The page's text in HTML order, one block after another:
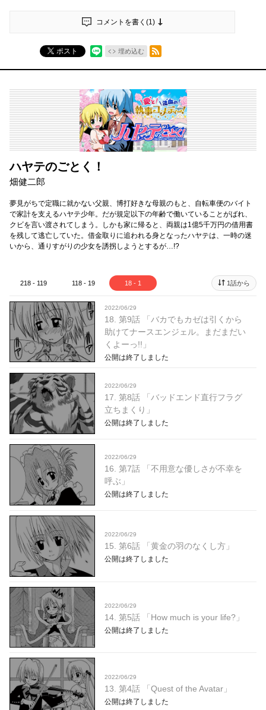
コメントを書く(1)
ポスト 埋め込む
RSSフィード
ハヤテのごとく！
畑健二郎
夢見がちで定職に就かない父親、博打好きな母親のもと、自転車便のバイト
で家計を支えるハヤテ少年。だが規定以下の年齢で働いていることがばれ、
クビを言い渡されてしまう。しかも家に帰ると、両親は1億5千万円の借用書
を残して逃亡していた。借金取りに追われる身となったハヤテは、一時の迷
いから、通りすがりの少女を誘拐しようとするが…!?
218 - 119 118 - 19 18 - 1 1話から
2022/06/29
18. 第9話 「バカでもカゼは引くから
助けてナースエンジェル。まだまだい
くよーっ!!」
公開は終了しました
2022/06/29
17. 第8話 「バッドエンド直行フラグ
立ちまくり」
公開は終了しました
2022/06/29
16. 第7話 「不用意な優しさが不幸を
呼ぶ」
公開は終了しました
2022/06/29
15. 第6話 「黄金の羽のなくし方」
公開は終了しました
2022/06/29
14. 第5話 「How much is your life?」
公開は終了しました
2022/06/29
13. 第4話 「Quest of the Avatar」
公開は終了しました